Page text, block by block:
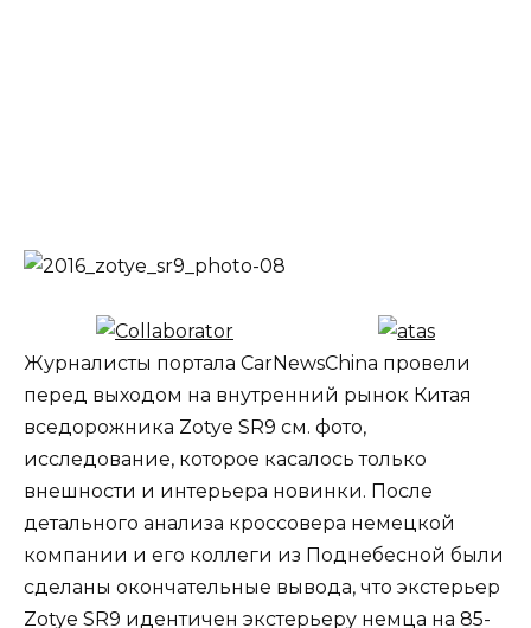
Журналисты портала CarNewsChina провели
перед выходом на внутренний рынок Китая
вседорожника Zotye SR9 см. фото,
исследование, которое касалось только
внешности и интерьера новинки. После
детального анализа кроссовера немецкой
компании и его коллеги из Поднебесной были
сделаны окончательные вывода, что экстерьер
Zotye SR9 идентичен экстерьеру немца на 85-